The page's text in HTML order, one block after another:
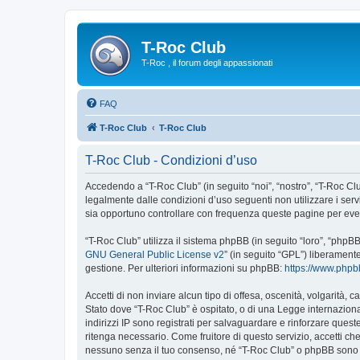
T-Roc Club
T-Roc , il forum degli appassionati
FAQ
T-Roc Club T-Roc Club
T-Roc Club - Condizioni d’uso
Accedendo a “T-Roc Club” (in seguito “noi”, “nostro”, “T-Roc
legalmente dalle condizioni d’uso seguenti non utilizzare i
sia opportuno controllare con frequenza queste pagine per
“T-Roc Club” utilizza il sistema phpBB (in seguito “loro”,
GNU General Public License v2” (in seguito “GPL”)
gestione. Per ulteriori informazioni su phpBB: https://
Accetti di non inviare alcun tipo di offesa, oscenità, volgarità,
Stato dove “T-Roc Club” è ospitato, o di una Legge
indirizzi IP sono registrati per salvaguardare e rinforzare
ritenga necessario. Come fruitore di questo servizio, accetti
nessuno senza il tuo consenso, né “T-Roc Club” o phpBB